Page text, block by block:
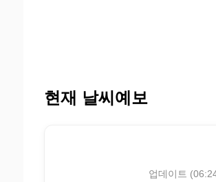
현재 날씨예보
업데이트